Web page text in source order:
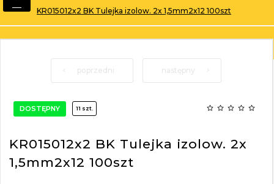
KR015012x2 BK Tulejka izolow. 2x 1,5mm2x12 100szt
poprzedni następny
DOSTĘPNY 11 szt.
KR015012x2 BK Tulejka izolow. 2x
1,5mm2x12 100szt